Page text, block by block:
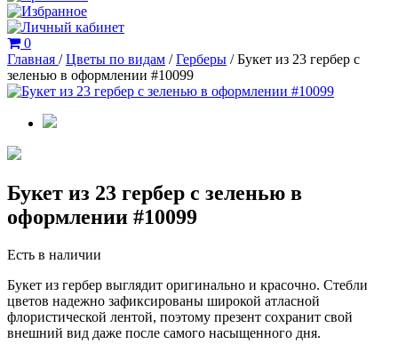
0
Главная /Цветы по видам /Герберы /Букет из 23 гербер с
зеленью в оформлении #10099
Букет из 23 гербер с зеленью в
оформлении #10099
Есть в наличии
Букет из гербер выглядит оригинально и красочно. Стебли
цветов надежно зафиксированы широкой атласной
флористической лентой, поэтому презент сохранит свой
внешний вид даже после самого насыщенного дня.